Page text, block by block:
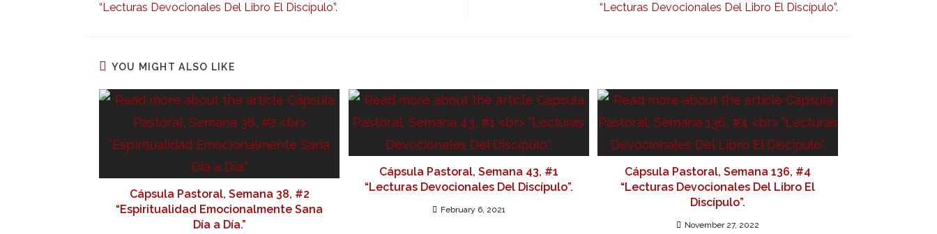
“Lecturas Devocionales Del Libro El Discípulo”.
“Lecturas Devocionales Del Libro El Discípulo”.
YOU MIGHT ALSO LIKE
Cápsula Pastoral, Semana 38, #2
“Espiritualidad Emocionalmente Sana
Día a Día.”
Cápsula Pastoral, Semana 43, #1
“Lecturas Devocionales Del Discípulo”.
February 6, 2021
Cápsula Pastoral, Semana 136, #4
“Lecturas Devocionales Del Libro El
Discípulo”.
November 27, 2022